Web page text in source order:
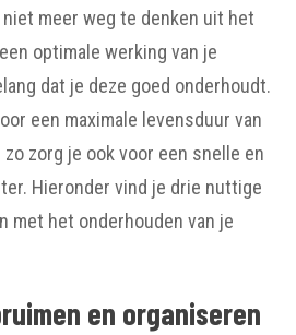
meer weg te denken uit het
optimale werking van je
dat je deze goed onderhoudt.
een maximale levensduur van
zorg je ook voor een snelle en
Hieronder vind je drie nuttige
met het onderhouden van je
en organiseren